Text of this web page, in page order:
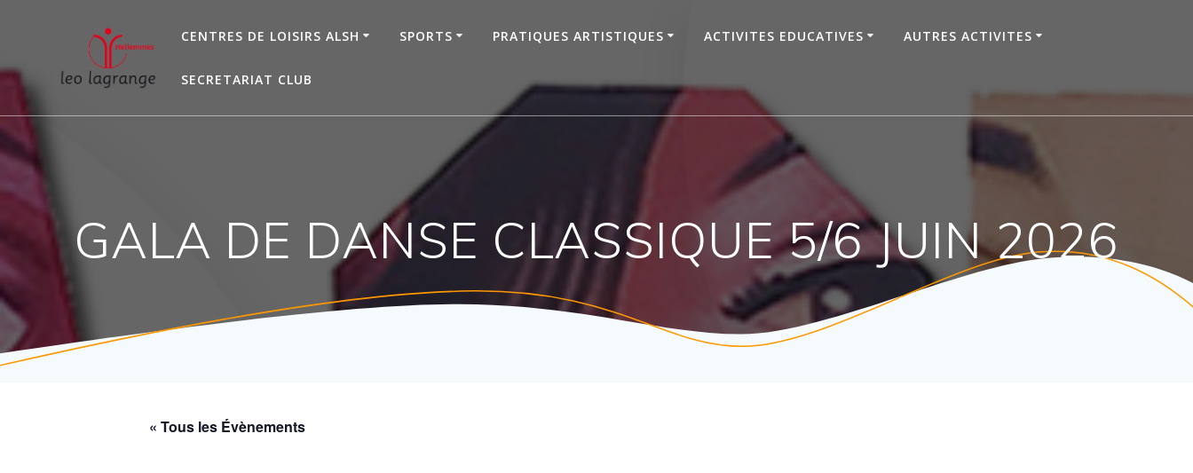
CENTRES DE LOISIRS ALSH SPORTS PRATIQUES ARTISTIQUES ACTIVITES EDUCATIVES AUTRES ACTIVITES
SECRETARIAT CLUB
GALA DE DANSE CLASSIQUE 5/6 JUIN 2026
« Tous les Évènements